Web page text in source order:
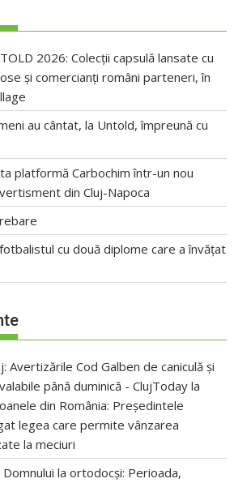
2026: Colecții capsulă lansate cu
și comercianți români parteneri, în
au cântat, la Untold, împreună cu
platformă Carbochim într-un nou
din Cluj-Napoca
cu două diplome care a învățat
Avertizările Cod Galben de caniculă și
până duminică - ClujToday la
din România: Președintele
legea care permite vânzarea
la meciuri
la ortodocși: Perioada,